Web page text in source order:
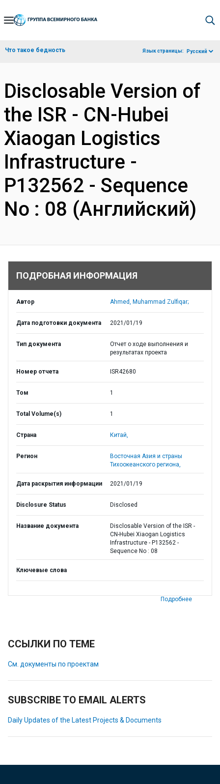
Skip
Navigation
Что такое бедность Язык страницы: Русский
Disclosable Version of
the ISR - CN-Hubei
Xiaogan Logistics
Infrastructure -
P132562 - Sequence
No : 08 (Английский)
ПОДРОБНАЯ ИНФОРМАЦИЯ
Автор Ahmed, Muhammad Zulfiqar;
Дата подготовки документа 2021/01/19
Тип документа
Отчет о ходе выполнения и
результатах проекта
Номер отчета ISR42680
Том 1
Total Volume(s) 1
Страна Китай,
Регион
Восточная Азия и страны
Тихоокеанского региона,
Дата раскрытия информации 2021/01/19
Disclosure Status Disclosed
Название документа
Disclosable Version of the ISR -
CN-Hubei Xiaogan Logistics
Infrastructure - P132562 -
Sequence No : 08
Ключевые слова
Подробнее
ССЫЛКИ ПО ТЕМЕ
См. документы по проектам
SUBSCRIBE TO EMAIL ALERTS
Daily Updates of the Latest Projects & Documents